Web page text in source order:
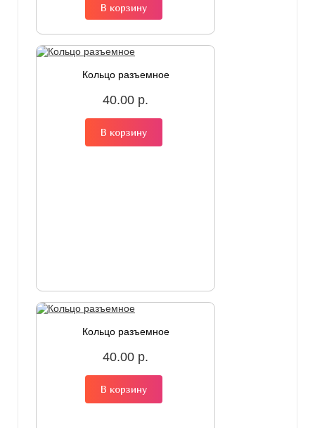
В корзину
Кольцо разъемное
40.00 р.
В корзину
Кольцо разъемное
40.00 р.
В корзину